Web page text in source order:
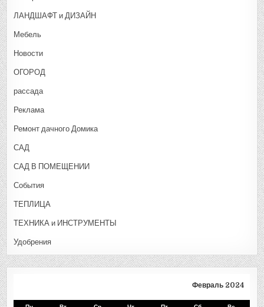
ЛАНДШАФТ и ДИЗАЙН
Мебель
Новости
ОГОРОД
рассада
Реклама
Ремонт дачного Домика
САД
САД В ПОМЕЩЕНИИ
События
ТЕПЛИЦА
ТЕХНИКА и ИНСТРУМЕНТЫ
Удобрения
Февраль 2024